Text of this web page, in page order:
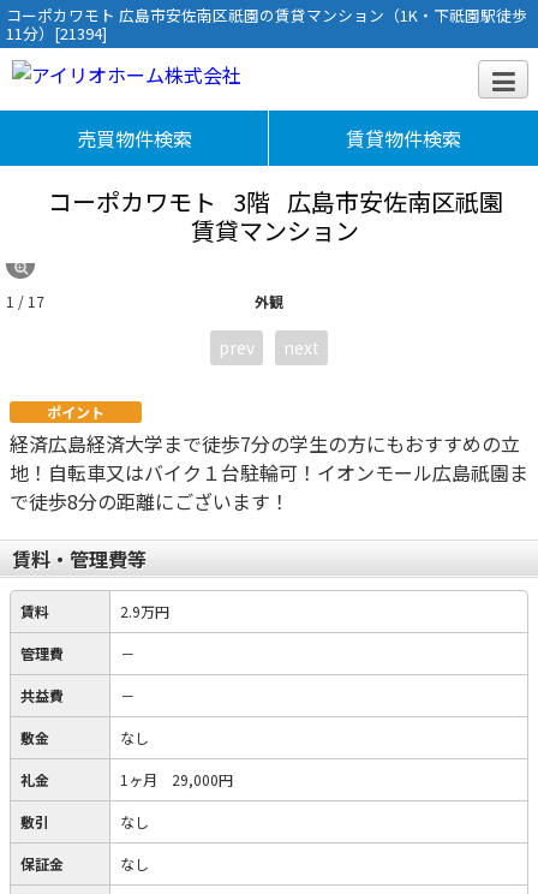
コーポカワモト 広島市安佐南区祇園の賃貸マンション（1K・下祇園駅徒歩
11分）[21394]
売買物件検索 賃貸物件検索
コーポカワモト 3階 広島市安佐南区祇園
賃貸マンション
外観
1 / 17
prev next
ポイント
経済広島経済大学まで徒歩7分の学生の方にもおすすめの立
地！自転車又はバイク１台駐輪可！イオンモール広島祇園ま
で徒歩8分の距離にございます！
賃料・管理費等
賃料 2.9万円
管理費 －
共益費 －
敷金 なし
礼金 1ヶ月 29,000円
敷引 なし
保証金 なし